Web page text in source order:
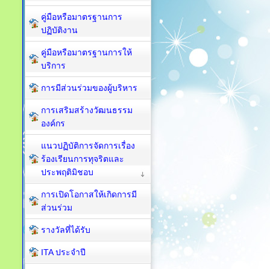
คู่มือหรือมาตรฐานการ
ปฏิบัติงาน
คู่มือหรือมาตรฐานการให้
บริการ
การมีส่วนร่วมของผู้บริหาร
การเสริมสร้างวัฒนธรรม
องค์กร
แนวปฏิบัติการจัดการเรื่อง
ร้องเรียนการทุจริตและ
ประพฤติมิชอบ
การเปิดโอกาสให้เกิดการมี
ส่วนร่วม
รางวัลที่ได้รับ
ITA ประจำปี